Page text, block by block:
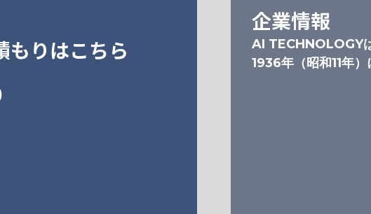
もりはこちら
企業情報
AI TECHNOLOGY
1936年（昭和11年）